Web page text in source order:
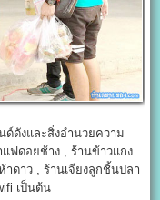
ดังและสิ่งอำนวยความ
แฟดอยช้าง , ร้านข้าวแกง
าว , ร้านเจียงลูกชิ้นปลา
เป็นต้น